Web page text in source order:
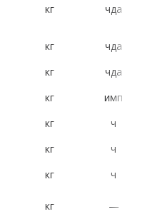
G
X
7
кг чда
кг
чда
кг
чда
кг
имп
кг
ч
кг
ч
кг
ч
кг —